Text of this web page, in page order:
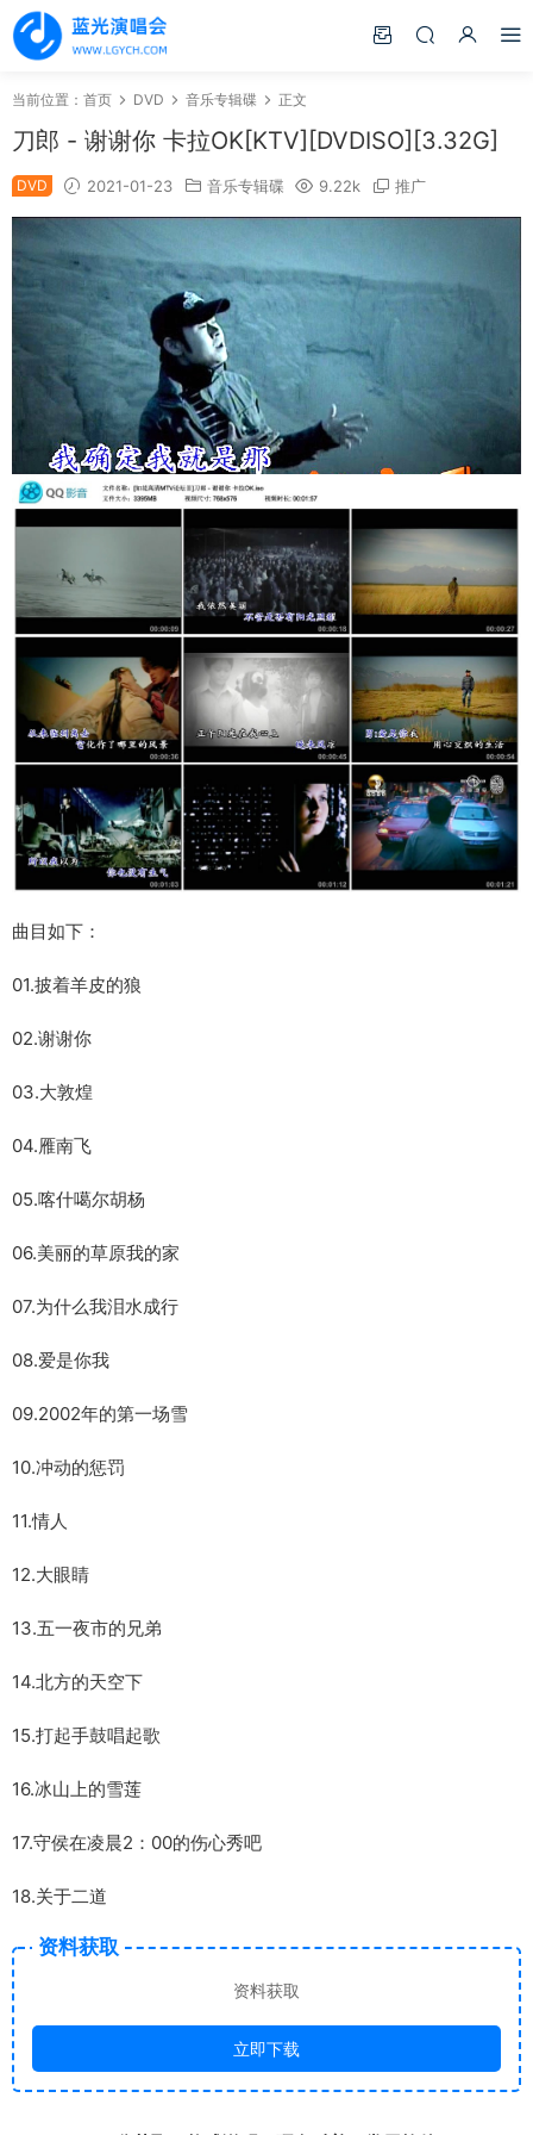
当前位置： 首页 DVD 音乐专辑碟 正文
刀郎 - 谢谢你 卡拉OK[KTV][DVDISO][3.32G]
DVD 2021-01-23 音乐专辑碟 9.22k 推广
曲目如下：
01.披着羊皮的狼
02.谢谢你
03.大敦煌
04.雁南飞
05.喀什噶尔胡杨
06.美丽的草原我的家
07.为什么我泪水成行
08.爱是你我
09.2002年的第一场雪
10.冲动的惩罚
11.情人
12.大眼睛
13.五一夜市的兄弟
14.北方的天空下
15.打起手鼓唱起歌
16.冰山上的雪莲
17.守侯在凌晨2：00的伤心秀吧
18.关于二道
资料获取
资料获取
立即下载